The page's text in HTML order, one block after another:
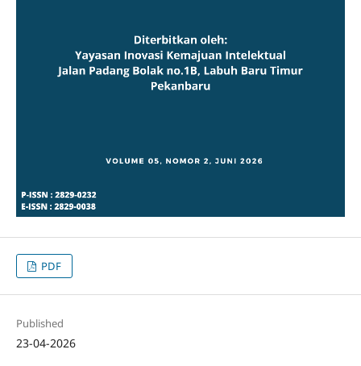
PDF
Published
23-04-2026